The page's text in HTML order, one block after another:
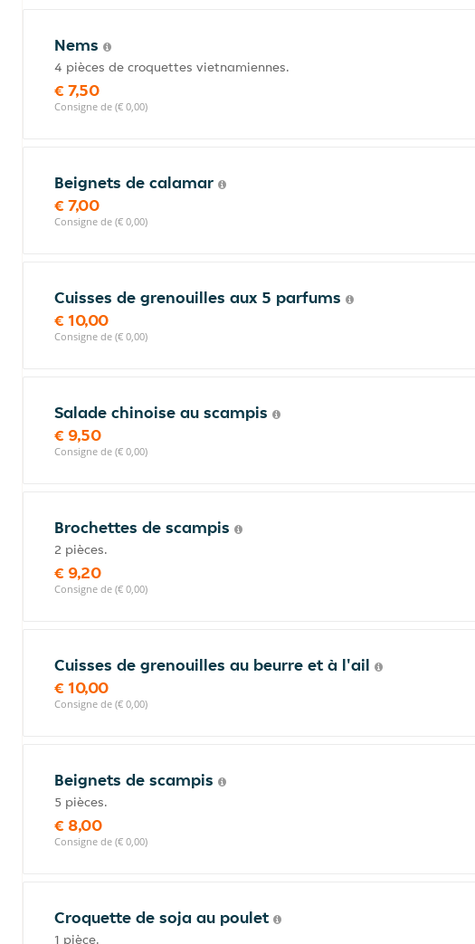
Nems
4 pièces de croquettes vietnamiennes.
€ 7,50
Consigne de (€ 0,00)
Beignets de calamar
€ 7,00
Consigne de (€ 0,00)
Cuisses de grenouilles aux 5 parfums
€ 10,00
Consigne de (€ 0,00)
Salade chinoise au scampis
€ 9,50
Consigne de (€ 0,00)
Brochettes de scampis
2 pièces.
€ 9,20
Consigne de (€ 0,00)
Cuisses de grenouilles au beurre et à l'ail
€ 10,00
Consigne de (€ 0,00)
Beignets de scampis
5 pièces.
€ 8,00
Consigne de (€ 0,00)
Croquette de soja au poulet
1 pièce.